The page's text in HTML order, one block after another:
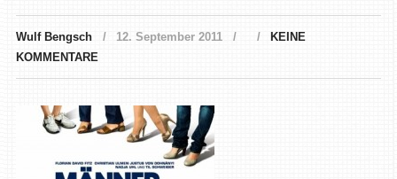
Wulf Bengsch 12. September 2011
KEINE
KOMMENTARE